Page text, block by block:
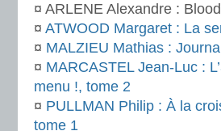
¤ ARLENE Alexandre :
¤ ATWOOD Margaret : La
¤ MALZIEU Mathias :
¤ MARCASTEL Jean-Luc :
menu !, tome 2
¤ PULLMAN Philip : À la
tome 1